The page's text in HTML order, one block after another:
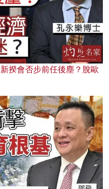
揆會否步前任後塵？脫歐